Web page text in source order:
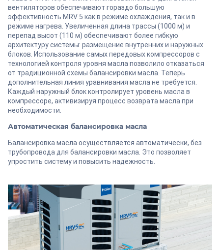
вентиляторов обеспечивают гораздо большую
эффективность MRV 5 как в режиме охлаждения, так и в
режиме нагрева. Увеличенная длина трассы (1000 м) и
перепад высот (110 м) обеспечивают более гибкую
архитектуру системы: размещение внутренних и наружных
блоков. Использование самых передовых компрессоров с
технологией контроля уровня масла позволило отказаться
от традиционной схемы балансировки масла. Теперь
дополнительная линия уравнивания масла не требуется.
Каждый наружный блок контролирует уровень масла в
компрессоре, активизируя процесс возврата масла при
необходимости.
Автоматическая балансировка масла
Балансировка масла осуществляется автоматически, без
трубопровода для балансировки масла. Это позволяет
упростить систему и повысить надежность.